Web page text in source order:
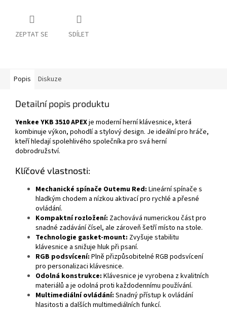
ZEPTAT SE SDÍLET
Popis Diskuze
Detailní popis produktu
Yenkee YKB 3510 APEXje moderní herní klávesnice, která
kombinuje výkon, pohodlí a stylový design. Je ideální pro hráče,
kteří hledají spolehlivého společníka pro svá herní
dobrodružství.
Klíčové vlastnosti:
Mechanické spínače Outemu Red: Lineární spínače s
hladkým chodem a nízkou aktivací pro rychlé a přesné
ovládání.
Kompaktní rozložení: Zachovává numerickou část pro
snadné zadávání čísel, ale zároveň šetří místo na stole.
Technologie gasket-mount: Zvyšuje stabilitu
klávesnice a snižuje hluk při psaní.
RGB podsvícení: Plně přizpůsobitelné RGB podsvícení
pro personalizaci klávesnice.
Odolná konstrukce: Klávesnice je vyrobena z kvalitních
materiálů a je odolná proti každodennímu používání.
Multimediální ovládání: Snadný přístup k ovládání
hlasitosti a dalších multimediálních funkcí.